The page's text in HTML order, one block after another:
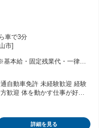
車で3分
市]
本給・固定残業代・一律手
時間：1ヶ月あたり12時間）
ついては別途残業代を支給
払われるその他手当金額：あ
円 ■検査員 20,000円 ◇
未経験歓迎 経験
経験がない方も応募可能で
詳細を見る